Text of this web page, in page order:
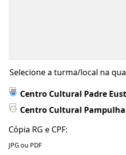
Selecione a turma/local na
Centro Cultural Padre
Centro Cultural Pampulha
Cópia RG e CPF:
JPG ou PDF